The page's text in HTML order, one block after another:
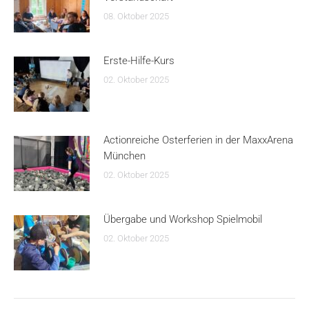
08. Oktober 2025
Erste-Hilfe-Kurs
02. Oktober 2025
Actionreiche Osterferien in der MaxxArena
München
02. Oktober 2025
Übergabe und Workshop Spielmobil
02. Oktober 2025